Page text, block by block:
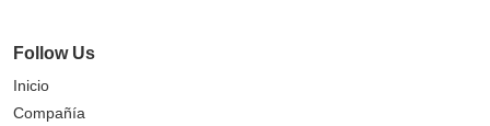
Follow Us
Inicio
Compañía